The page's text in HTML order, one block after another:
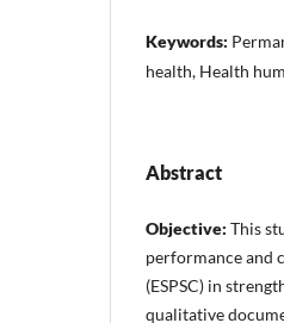
Keywords:
health, Health
Abstract
Objective: This
performance and
(ESPSC) in
qualitative